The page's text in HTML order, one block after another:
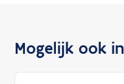
Mogelijk ook